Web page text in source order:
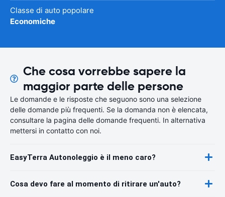
Classe di auto popolare
Economiche
Che cosa vorrebbe sapere la
maggior parte delle persone
Le domande e le risposte che seguono sono una selezione
delle domande più frequenti. Se la domanda non è elencata,
consultare la pagina delle domande frequenti. In alternativa
mettersi in contatto con noi.
EasyTerra Autonoleggio è il meno caro?
Cosa devo fare al momento di ritirare un'auto?